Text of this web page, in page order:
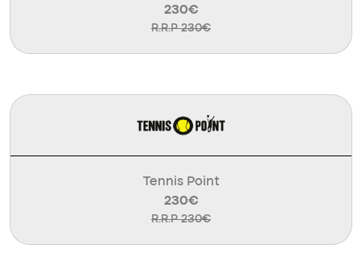
230€
R.R.P 230€
Tennis Point
230€
R.R.P 230€